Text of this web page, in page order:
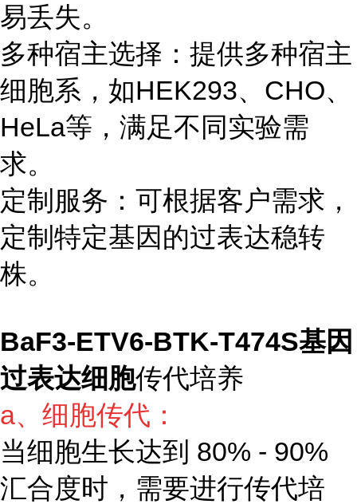
易丢失。
多种宿主选择：提供多种宿主
细胞系，如HEK293、CHO、
HeLa等，满足不同实验需
求。
定制服务：可根据客户需求，
定制特定基因的过表达稳转
株。
BaF3-ETV6-BTK-T474S基因
过表达细胞传代培养
a、细胞传代：
当细胞生长达到 80% - 90%
汇合度时，需要进行传代培